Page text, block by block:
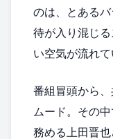
のは、とある
待が入り混じ
い空気が流れて
番組冒頭から
ムード。その
務める上田晋